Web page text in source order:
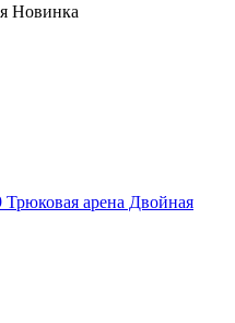
Новинка